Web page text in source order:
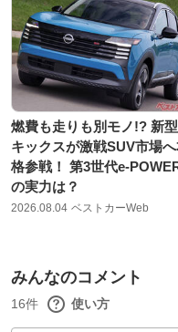
燃費も走りも別モノ!? 新型
キックスが激戦SUV市場
格参戦！ 第3世代e-
の実力は？
2026.08.04 ベストカーWeb
みんなのコメント
16件 使い方